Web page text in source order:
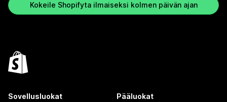
Kokeile Shopifyta ilmaiseksi kolmen päivän ajan
Sovellusluokat Pääluokat